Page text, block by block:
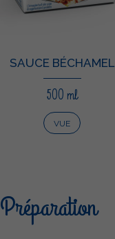
SAUCE BÉCHAMEL
500 ml
VUE
Préparation